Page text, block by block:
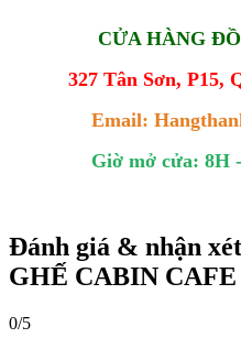
CỬA HÀNG
327 Tân Sơn, P15,
Email:
Giờ mở cửa: 8H
Đánh giá & nhận
GHẾ CABIN CAFE
0/5